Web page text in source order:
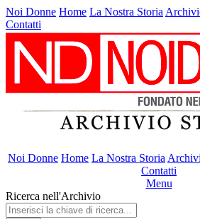
Noi Donne Home La Nostra Storia
Contatti
Noi Donne Home La Nostra Storia
Contatti
Menu
Ricerca nell'Archivio